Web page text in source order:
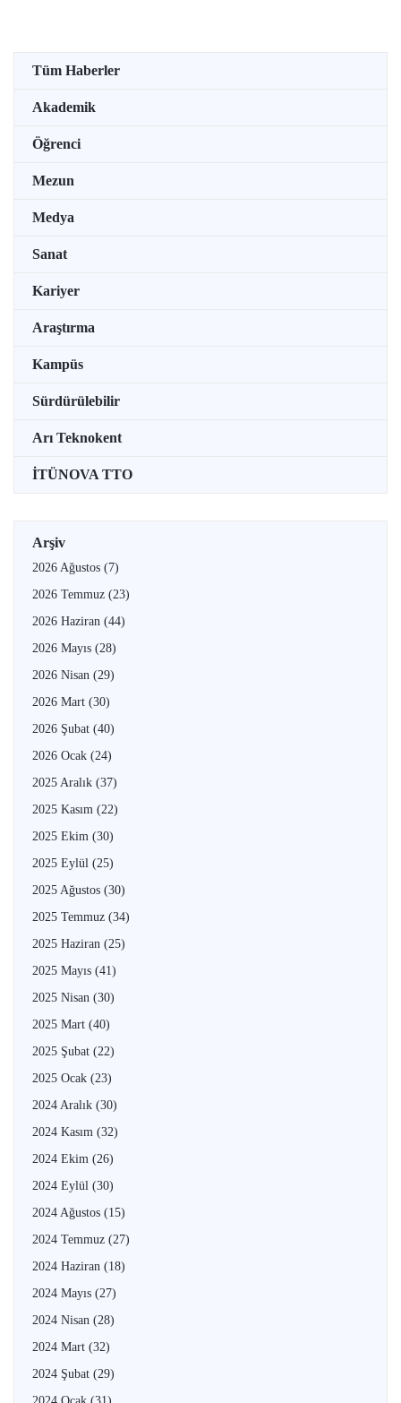
Tüm Haberler
Akademik
Öğrenci
Mezun
Medya
Sanat
Kariyer
Araştırma
Kampüs
Sürdürülebilir
Arı Teknokent
İTÜNOVA TTO
Arşiv
2026 Ağustos (7)
2026 Temmuz (23)
2026 Haziran (44)
2026 Mayıs (28)
2026 Nisan (29)
2026 Mart (30)
2026 Şubat (40)
2026 Ocak (24)
2025 Aralık (37)
2025 Kasım (22)
2025 Ekim (30)
2025 Eylül (25)
2025 Ağustos (30)
2025 Temmuz (34)
2025 Haziran (25)
2025 Mayıs (41)
2025 Nisan (30)
2025 Mart (40)
2025 Şubat (22)
2025 Ocak (23)
2024 Aralık (30)
2024 Kasım (32)
2024 Ekim (26)
2024 Eylül (30)
2024 Ağustos (15)
2024 Temmuz (27)
2024 Haziran (18)
2024 Mayıs (27)
2024 Nisan (28)
2024 Mart (32)
2024 Şubat (29)